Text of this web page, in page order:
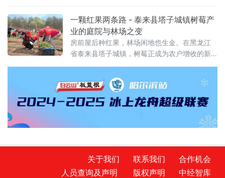
企业核心生产基地，总投资8.8亿元，占地134
亩，现存栏蛋鸡120万羽，日产鲜蛋约11
一颗红果两条路 - 泰来县塔子城镇树莓产
业的庭院与林场之变
房前屋后种红果，林场闲地也生金。在黑龙江
省泰来县塔子城镇，树莓正成为农户增收的新
村合作"机制盘活国有林场闲置土地，双轮驱动
推动树莓产业规模化发展。庭院种植，家门口
的“致富园”，保底收购无忧愁昔日零散闲置的农
家小院，如今正变身成为生机勃勃的树莓园。
镇、村两级干部通过实地调研、市场分析和效
益测算，发现
关于我们 联系我们
合作机会
人员查询及声明
版权声明 中经智库